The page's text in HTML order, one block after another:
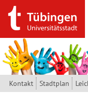
Direkt zum Inhalt
Kontakt Stadtplan